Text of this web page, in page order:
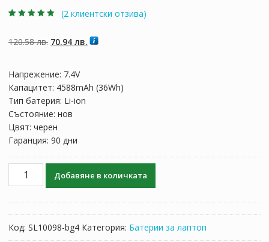
потребителски
оценки
(2 клиентски отзива)
120.58лв. Original
120.58 лв..
70.94 лв.Текущата
Напрежение: 7.4V
Капацитет: 4588mAh (36Wh)
Тип батерия: Li-ion
Състояние: нов
Цвят: черен
Гаранция: 90 дни
количество
лаптоп
DELL
Добавяне в количката
Код: SL10098-bg4 Категория: Батерии за лаптоп